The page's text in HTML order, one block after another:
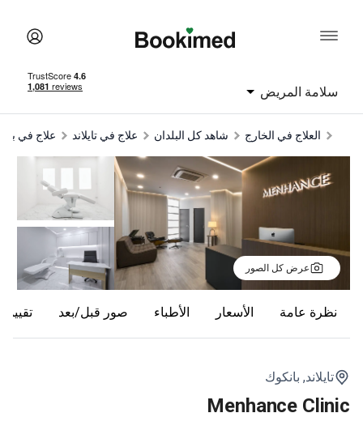
سلامة المريض
العلاج في الخارج شاهد كل البلدان علاج في تايلاند علاج في
عرض كل الصور
نظرة عامة الأسعار الأطباء صور قبل/بعد
تايلاند, بانكوك
Menhance Clinic